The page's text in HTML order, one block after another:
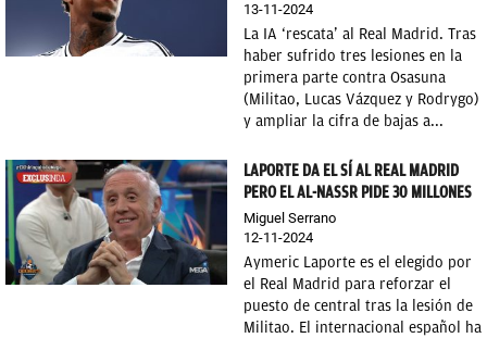
13-11-2024
La IA ‘rescata’ al Real Madrid. Tras
haber sufrido tres lesiones en la
primera parte contra Osasuna
(Militao, Lucas Vázquez y Rodrygo)
y ampliar la cifra de bajas a...
LAPORTE DA EL SÍ AL REAL MADRID
PERO EL AL-NASSR PIDE 30 MILLONES
Miguel Serrano
12-11-2024
Aymeric Laporte es el elegido por
el Real Madrid para reforzar el
puesto de central tras la lesión de
Militao. El internacional español ha